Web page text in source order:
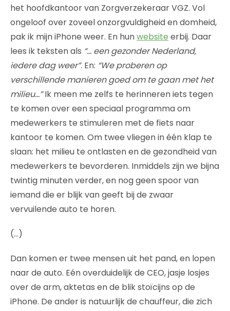
het hoofdkantoor van Zorgverzekeraar VGZ. Vol
ongeloof over zoveel onzorgvuldigheid en domheid,
pak ik mijn iPhone weer. En hunwebsite erbij. Daar
lees ik teksten als “… een gezonder Nederland,
iedere dag weer”. En: “We proberen op
verschillende manieren goed om te gaan met het
milieu…”Ik meen me zelfs te herinneren iets tegen
te komen over een speciaal programma om
medewerkers te stimuleren met de fiets naar
kantoor te komen. Om twee vliegen in één klap te
slaan: het milieu te ontlasten en de gezondheid van
medewerkers te bevorderen. Inmiddels zijn we bijna
twintig minuten verder, en nog geen spoor van
iemand die er blijk van geeft bij de zwaar
vervuilende auto te horen.
(…)
Dan komen er twee mensen uit het pand, en lopen
naar de auto. Eén overduidelijk de CEO, jasje losjes
over de arm, aktetas en de blik stoïcijns op de
iPhone. De ander is natuurlijk de chauffeur, die zich